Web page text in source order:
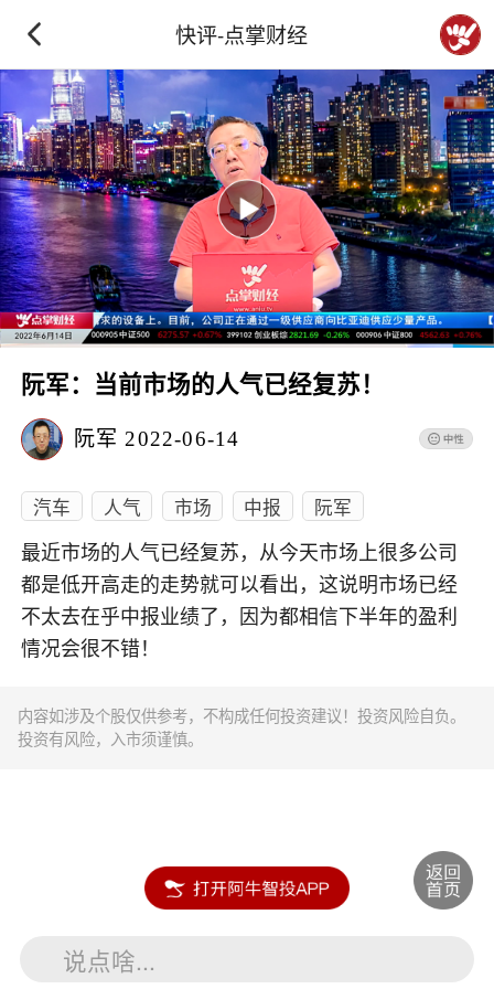
快评-点掌财经
阮军：当前市场的人气已经复苏！
阮军 2022-06-14
汽车 人气 市场 中报 阮军
最近市场的人气已经复苏，从今天市场上很多公司
都是低开高走的走势就可以看出，这说明市场已经
不太去在乎中报业绩了，因为都相信下半年的盈利
情况会很不错！
内容如涉及个股仅供参考，不构成任何投资建议！投资风险自负。
投资有风险，入市须谨慎。
说点啥...